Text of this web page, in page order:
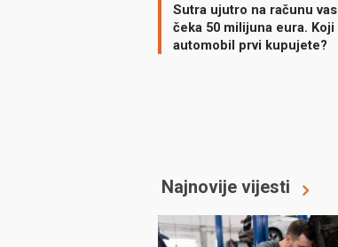
Sutra ujutro na računu vas
čeka 50 milijuna eura. Koji
automobil prvi kupujete?
Najnovije vijesti